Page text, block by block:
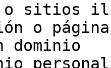
o sitios
o página
dominio